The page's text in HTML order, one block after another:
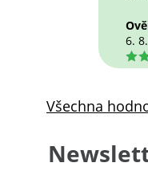
6.
5
Všechna